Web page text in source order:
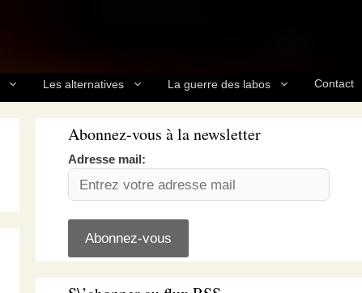
Les alternatives La guerre des labos Contact
Abonnez-vous à la newsletter
Adresse mail: